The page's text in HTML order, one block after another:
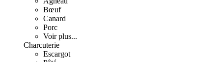
Bœuf
Canard
Porc
Voir plus...
Charcuterie
Escargot